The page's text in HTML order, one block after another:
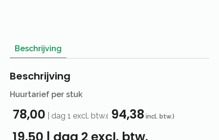
Beschrijving
Beschrijving
Huurtarief per stuk
78,00 dag 1 excl. btw.( 94,38 incl. btw.)